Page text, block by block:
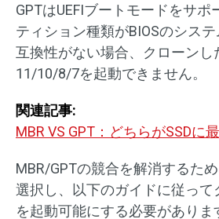
GPTはUEFIブートモードをサポ
ティション種類がBIOSのシス
互換性がない場合、クローンし
11/10/8/7を起動できません。
関連記事:
MBR VS GPT：どちらがSSDに
MBR/GPTの競合を解消するた
選択し、以下のガイドに従って
を起動可能にする必要がありま